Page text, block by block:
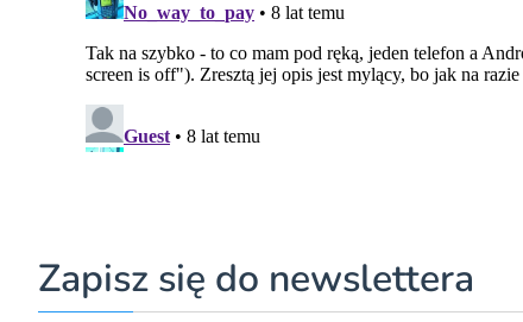
Zapisz się do newslettera